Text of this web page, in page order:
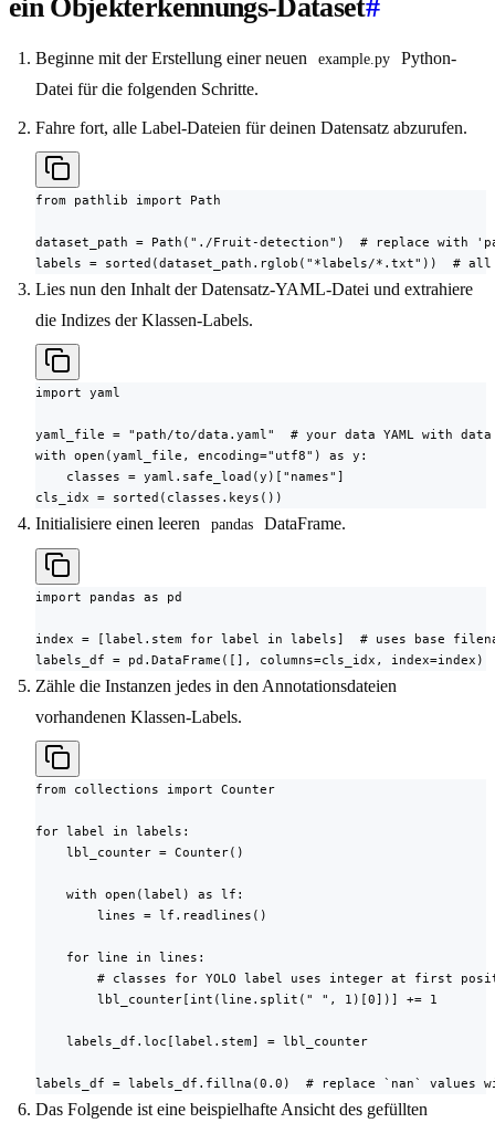
ein Objekterkennungs-Dataset#
Beginne mit der Erstellung einer neuen example.py
Python-
Datei für die folgenden Schritte.
Fahre fort, alle Label-Dateien für deinen Datensatz abzurufen.
from pathlib import Path
dataset_path = Path("./Fruit-detection")  # replace with
labels = sorted(dataset_path.rglob("*labels/*.txt"))  #
Lies nun den Inhalt der Datensatz-YAML-Datei und extrahiere
die Indizes der Klassen-Labels.
import yaml
yaml_file = "path/to/data.yaml"  # your data YAML with
with open(yaml_file, encoding="utf8") as y:
    classes = yaml.safe_load(y)["names"]
cls_idx = sorted(classes.keys())
Initialisiere einen leeren pandas DataFrame.
import pandas as pd
index = [label.stem for label in labels]  # uses base
labels_df = pd.DataFrame([], columns=cls_idx, index=index)
Zähle die Instanzen jedes in den Annotationsdateien
vorhandenen Klassen-Labels.
from collections import Counter
for label in labels:
    lbl_counter = Counter()
    with open(label) as lf:
        lines = lf.readlines()
    for line in lines:
# classes for YOLO label uses integer at first
        lbl_counter[int(line.split(" ", 1)[0])] += 1
    labels_df.loc[label.stem] = lbl_counter
labels_df = labels_df.fillna(0.0)  # replace `nan` values
Das Folgende ist eine beispielhafte Ansicht des gefüllten